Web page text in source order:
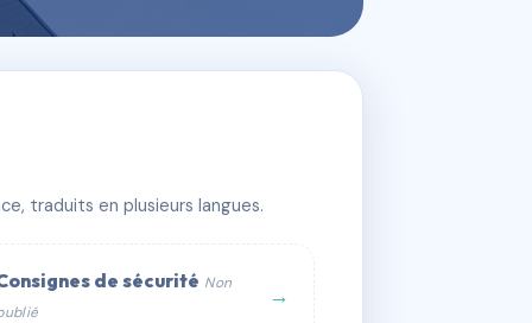
traduits en plusieurs langues.
de sécurité Non
→